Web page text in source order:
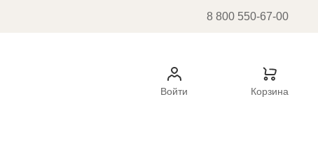
8 800 550-67-00
Войти Корзина